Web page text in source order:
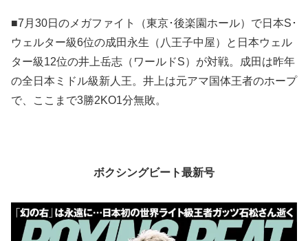
■7月30日のメガファイト（東京･後楽園ホール）で日本S･
ウェルター級6位の成田永生（八王子中屋）と日本ウェル
ター級12位の井上岳志（ワールドS）が対戦。成田は昨年
の全日本ミドル級新人王。井上は元アマ国体王者のホープ
で、ここまで3勝2KO1分無敗。
ボクシングビート最新号